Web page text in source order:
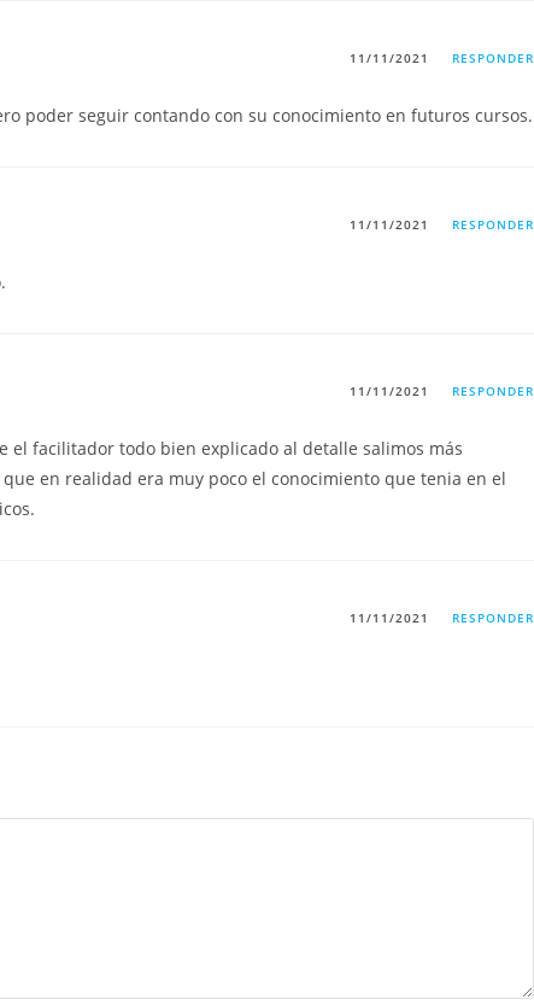
11/11/2021 RESPONDER
poder seguir contando con su conocimiento en futuros cursos.
11/11/2021 RESPONDER
11/11/2021 RESPONDER
el facilitador todo bien explicado al detalle salimos más
en realidad era muy poco el conocimiento que tenia en el
11/11/2021 RESPONDER